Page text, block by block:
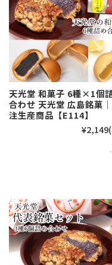
天光堂 和菓子 6種×1個
合わせ 天光堂 広島銘菓
注生産商品【E114】
¥2,149